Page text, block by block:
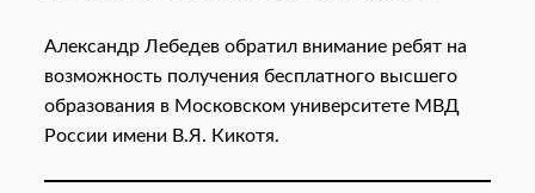
Александр Лебедев обратил внимание ребят на
возможность получения бесплатного высшего
образования в Московском университете МВД
России имени В.Я. Кикотя.